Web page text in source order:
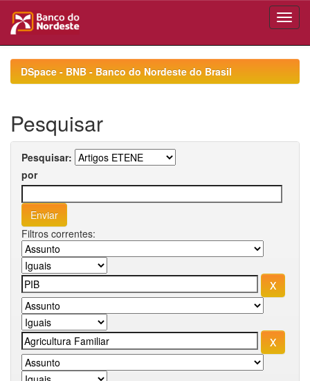
navigationDSpace - BNB - Banco do Nordeste do Brasil
Pesquisar
Pesquisar:
por
Filtros correntes: